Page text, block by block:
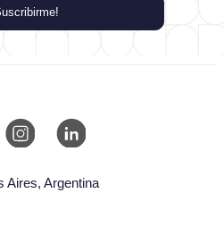
Aires, Argentina